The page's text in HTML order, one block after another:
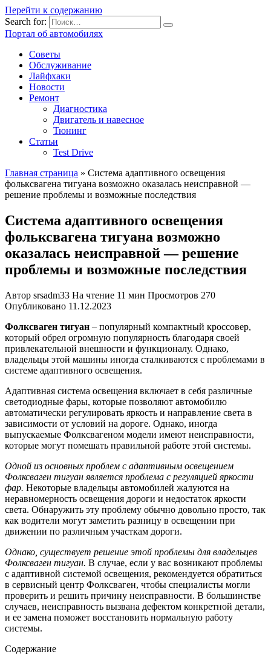
Перейти к содержанию
Search for:
Портал об автомобилях
Советы
Обслуживание
Лайфхаки
Новости
Ремонт
Диагностика
Двигатель и навесное
Тюнинг
Статьи
Test Drive
Главная страница » Система адаптивного освещения
фольксвагена тигуана возможно оказалась неисправной —
решение проблемы и возможные последствия
Система адаптивного освещения
фольксвагена тигуана возможно
оказалась неисправной — решение
проблемы и возможные последствия
Автор srsadm33 На чтение 11 мин Просмотров 270
Опубликовано 11.12.2023
Фолксваген тигуан – популярный компактный кроссовер,
который обрел огромную популярность благодаря своей
привлекательной внешности и функционалу. Однако,
владельцы этой машины иногда сталкиваются с проблемами в
системе адаптивного освещения.
Адаптивная система освещения включает в себя различные
светодиодные фары, которые позволяют автомобилю
автоматически регулировать яркость и направление света в
зависимости от условий на дороге. Однако, иногда
выпускаемые Фолксвагеном модели имеют неисправности,
которые могут помешать правильной работе этой системы.
Одной из основных проблем с адаптивным освещением
Фолксваген тигуан является проблема с регуляцией яркости
фар. Некоторые владельцы автомобилей жалуются на
неравномерность освещения дороги и недостаток яркости
света. Обнаружить эту проблему обычно довольно просто, так
как водители могут заметить разницу в освещении при
движении по различным участкам дороги.
Однако, существует решение этой проблемы для владельцев
Фолксваген тигуан. В случае, если у вас возникают проблемы
с адаптивной системой освещения, рекомендуется обратиться
в сервисный центр Фолксваген, чтобы специалисты могли
проверить и решить причину неисправности. В большинстве
случаев, неисправность вызвана дефектом конкретной детали,
и ее замена поможет восстановить нормальную работу
системы.
Содержание